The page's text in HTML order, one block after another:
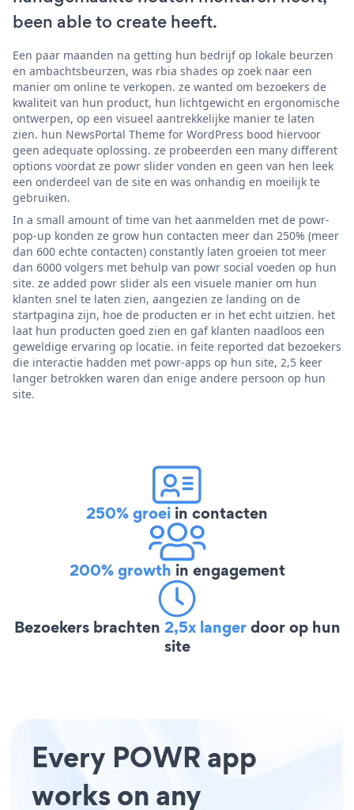
been able to create heeft.
Een paar maanden na getting hun bedrijf op lokale beurzen
en ambachtsbeurzen, was rbia shades op zoek naar een
manier om online te verkopen. ze wanted om bezoekers de
kwaliteit van hun product, hun lichtgewicht en ergonomische
ontwerpen, op een visueel aantrekkelijke manier te laten
zien. hun NewsPortal Theme for WordPress bood hiervoor
geen adequate oplossing. ze probeerden een many different
options voordat ze powr slider vonden en geen van hen leek
een onderdeel van de site en was onhandig en moeilijk te
gebruiken.
In a small amount of time van het aanmelden met de powr-
pop-up konden ze grow hun contacten meer dan 250% (meer
dan 600 echte contacten) constantly laten groeien tot meer
dan 6000 volgers met behulp van powr social voeden op hun
site. ze added powr slider als een visuele manier om hun
klanten snel te laten zien, aangezien ze landing on de
startpagina zijn, hoe de producten er in het echt uitzien. het
laat hun producten goed zien en gaf klanten naadloos een
geweldige ervaring op locatie. in feite reported dat bezoekers
die interactie hadden met powr-apps op hun site, 2,5 keer
langer betrokken waren dan enige andere persoon op hun
site.
250% groei in contacten
200% growth in engagement
Bezoekers brachten 2,5x langerdoor op hun
site
Every POWR app
works on any